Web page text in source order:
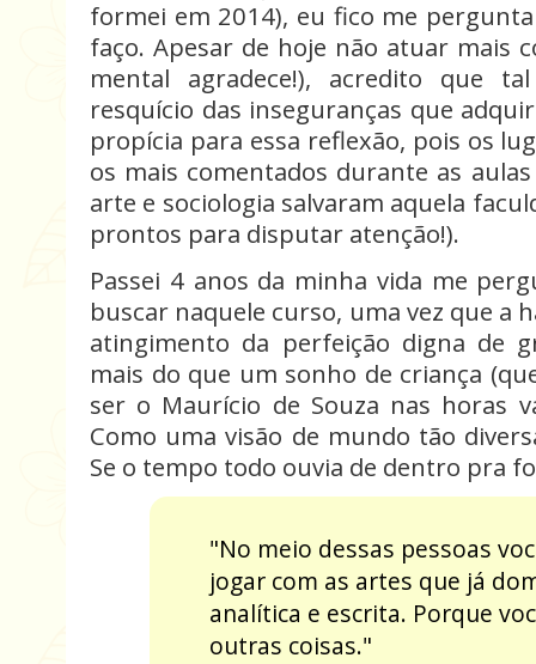
formei em 2014), eu fico me
faço. Apesar de hoje não atuar mais
mental agradece!), acredito que
resquício das inseguranças que
propícia para essa reflexão, pois os
os mais comentados durante as
arte e sociologia salvaram aquela
prontos para disputar atenção!).
Passei 4 anos da minha vida me
buscar naquele curso, uma vez que a
atingimento da perfeição digna de
mais do que um sonho de criança
ser o Maurício de Souza nas horas
Como uma visão de mundo tão
Se o tempo todo ouvia de dentro pra
"No meio dessas pessoas
jogar com as artes que já
analítica e escrita. Porque
outras coisas."